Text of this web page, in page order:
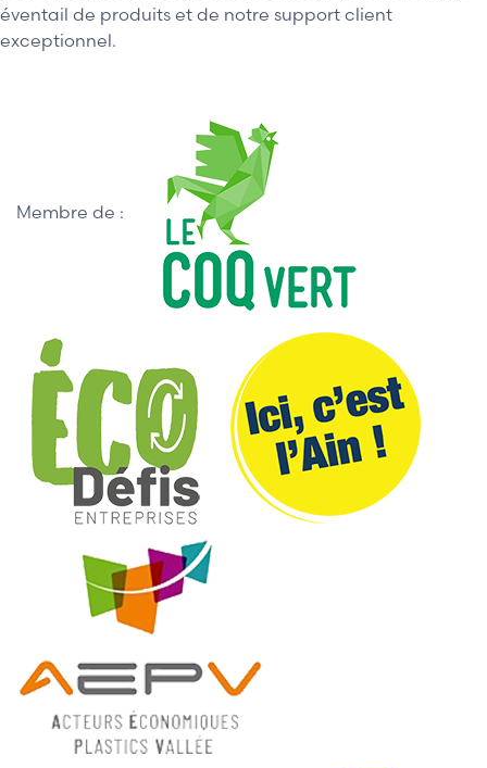
éventail de produits et de notre support client
exceptionnel.
Membre de :